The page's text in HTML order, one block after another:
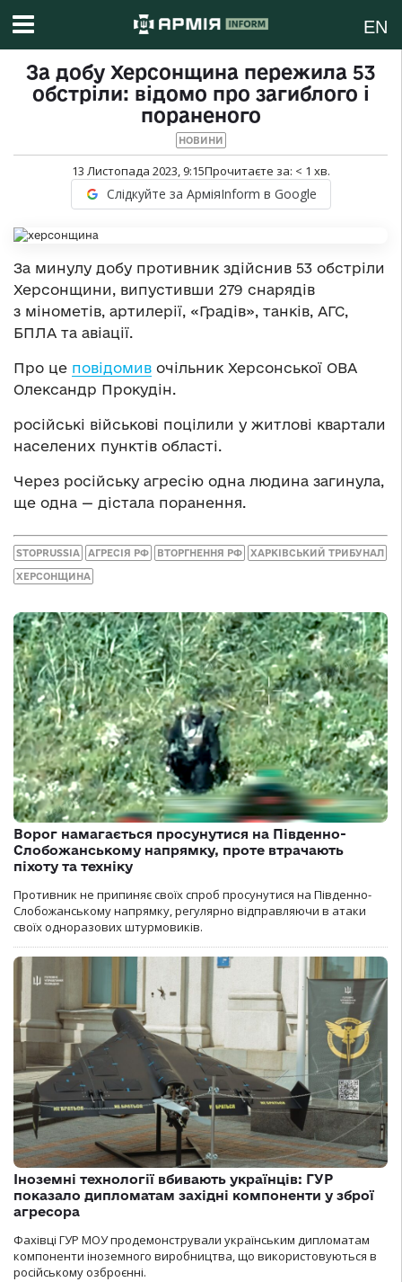
EN
За добу Херсонщина пережила 53
обстріли: відомо про загиблого і
пораненого
НОВИНИ
13 Листопада 2023, 9:15Прочитаєте за: < 1 хв.
Слідкуйте за АрміяInform в Google
За минулу добу противник здійснив 53 обстріли
Херсонщини, випустивши 279 снарядів
з мінометів, артилерії, «Градів», танків, АГС,
БПЛА та авіації.
Про це повідомив очільник Херсонської ОВА
Олександр Прокудін.
російські військові поцілили у житлові квартали
населених пунктів області.
Через російську агресію одна людина загинула,
ще одна — дістала поранення.
STOPRUSSIA АГРЕСІЯ РФ ВТОРГНЕННЯ РФ ХАРКІВСЬКИЙ ТРИБУНАЛ
ХЕРСОНЩИНА
Ворог намагається просунутися на Південно-
Слобожанському напрямку, проте втрачають
піхоту та техніку
Противник не припиняє своїх спроб просунутися на Південно-
Слобожанському напрямку, регулярно відправляючи в атаки
своїх одноразових штурмовиків.
Іноземні технології вбивають українців: ГУР
показало дипломатам західні компоненти у зброї
агресора
Фахівці ГУР МОУ продемонстрували українським дипломатам
компоненти іноземного виробництва, що використовуються в
російському озброєнні.